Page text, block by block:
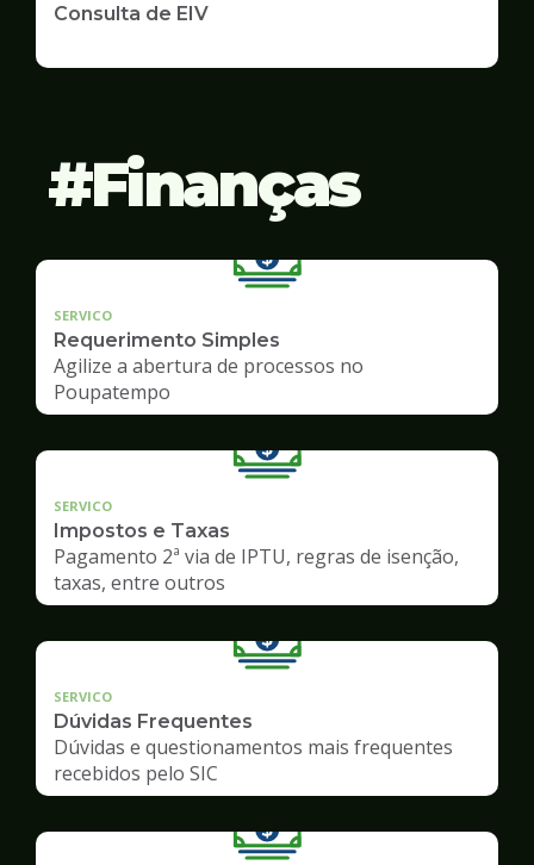
Consulta de EIV
Finanças
SERVICO
Requerimento Simples
Agilize a abertura de processos no
Poupatempo
SERVICO
Impostos e Taxas
Pagamento 2ª via de IPTU, regras de isenção,
taxas, entre outros
SERVICO
Dúvidas Frequentes
Dúvidas e questionamentos mais frequentes
recebidos pelo SIC